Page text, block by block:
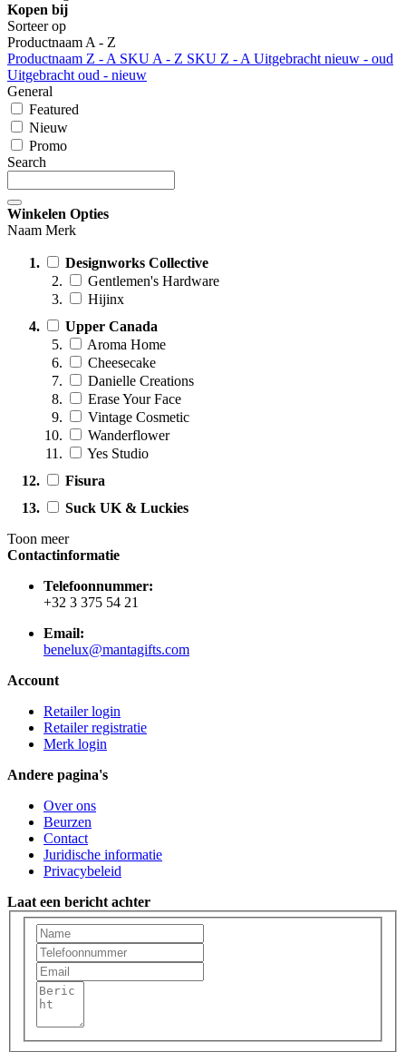
Kopen bij
Sorteer op
Productnaam A - Z
Productnaam Z - A SKU A - Z SKU Z - A Uitgebracht nieuw - oud
Uitgebracht oud - nieuw
General
Featured
Nieuw
Promo
Search
Winkelen Opties
Naam Merk
Designworks Collective
Gentlemen's Hardware
Hijinx
Upper Canada
Aroma Home
Cheesecake
Danielle Creations
Erase Your Face
Vintage Cosmetic
Wanderflower
Yes Studio
Fisura
Suck UK & Luckies
Toon meer
Contactinformatie
Telefoonnummer:
+32 3 375 54 21
Email:
benelux@mantagifts.com
Account
Retailer login
Retailer registratie
Merk login
Andere pagina's
Over ons
Beurzen
Contact
Juridische informatie
Privacybeleid
Laat een bericht achter